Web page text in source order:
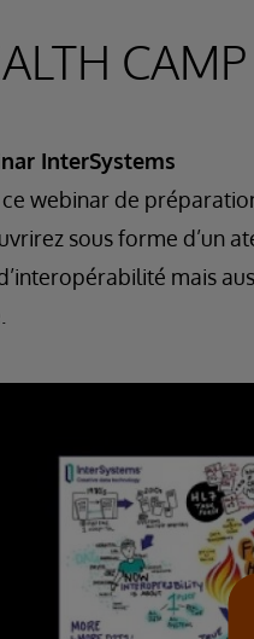
InterSystems
ce webinar de
sous forme d’un
mais